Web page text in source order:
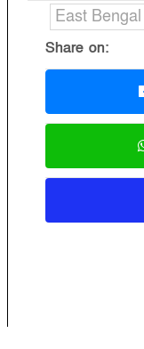
East Bengal
Share on: